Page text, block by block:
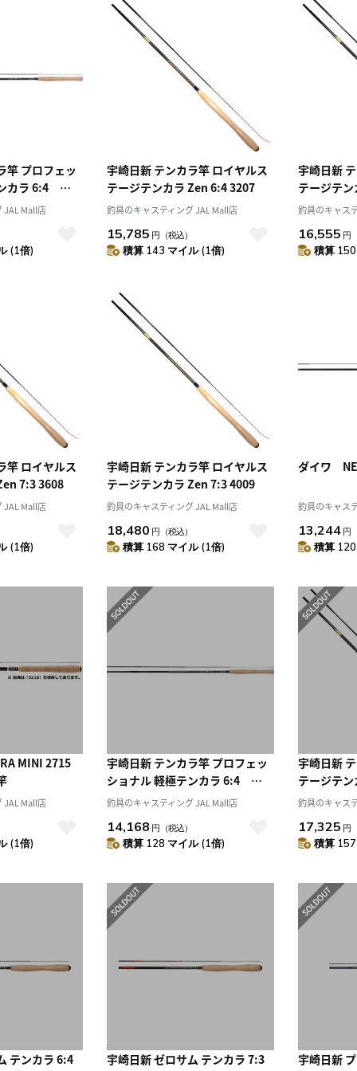
竿 プロフェッ
カラ 6:4
JAL Mall店
(1倍)
宇崎日新 テンカラ竿 ロイヤルス
テージテンカラ Zen 6:4 3207
釣具のキャスティング JAL Mall店
15,785 円 （税込）
積算 143 マイル (1倍)
宇崎日新
テージテ
釣具のキャス
16,555 円
積算
竿 ロイヤルス
7:3 3608
JAL Mall店
(1倍)
宇崎日新 テンカラ竿 ロイヤルス
テージテンカラ Zen 7:3 4009
釣具のキャスティング JAL Mall店
18,480 円 （税込）
積算 168 マイル (1倍)
ダイワ
釣具のキャス
13,244 円
積算
MINI 2715
JAL Mall店
(1倍)
宇崎日新 テンカラ竿 プロフェッ
ショナル 軽極テンカラ 6:4
3207
釣具のキャスティング JAL Mall店
14,168 円 （税込）
積算 128 マイル (1倍)
宇崎日新
テージテ
釣具のキャス
17,325 円
積算
テンカラ 6:4
宇崎日新 ゼロサム テンカラ 7:3
宇崎日新